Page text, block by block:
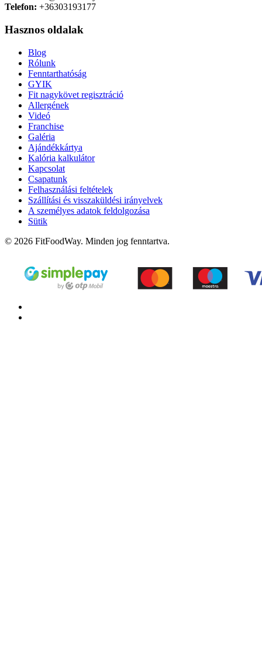
Telefon: +36303193177
Hasznos oldalak
Blog
Rólunk
Fenntarthatóság
GYIK
Fit nagykövet regisztráció
Allergének
Videó
Franchise
Galéria
Ajándékkártya
Kalória kalkulátor
Kapcsolat
Csapatunk
Felhasználási feltételek
Szállítási és visszaküldési irányelvek
A személyes adatok feldolgozása
Sütik
© 2026 FitFoodWay. Minden jog fenntartva.